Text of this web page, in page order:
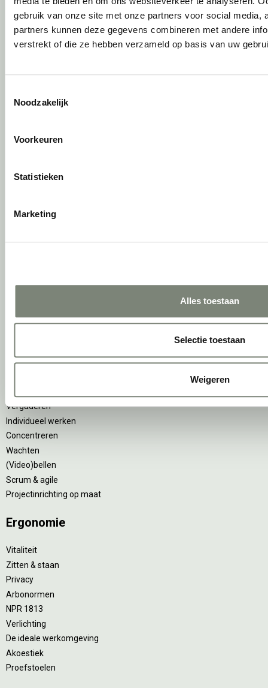
gebruik van onze site met onze partners voor social media,
partners kunnen deze gegevens combineren met andere
verstrekt of die ze hebben verzameld op basis van uw
Noodzakelijk
Voorkeuren
Statistieken
Marketing
Alles toestaan
Selectie toestaan
Weigeren
DPI Services
Meubelmanagement
Gebruiksfase
Gebruiksinstructie
Levensduurverlengend onderhoud
Circulair inrichten
Sociaal en circulair ondernemen
DPI Services
Vergaderen
Individueel werken
Concentreren
Wachten
(Video)bellen
Scrum & agile
Projectinrichting op maat
Ergonomie
Vitaliteit
Zitten & staan
Privacy
Arbonormen
NPR 1813
Verlichting
De ideale werkomgeving
Akoestiek
Proefstoelen